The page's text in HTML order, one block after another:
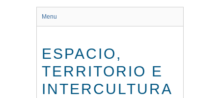
Menu
ESPACIO,
TERRITORIO E
INTERCULTURA